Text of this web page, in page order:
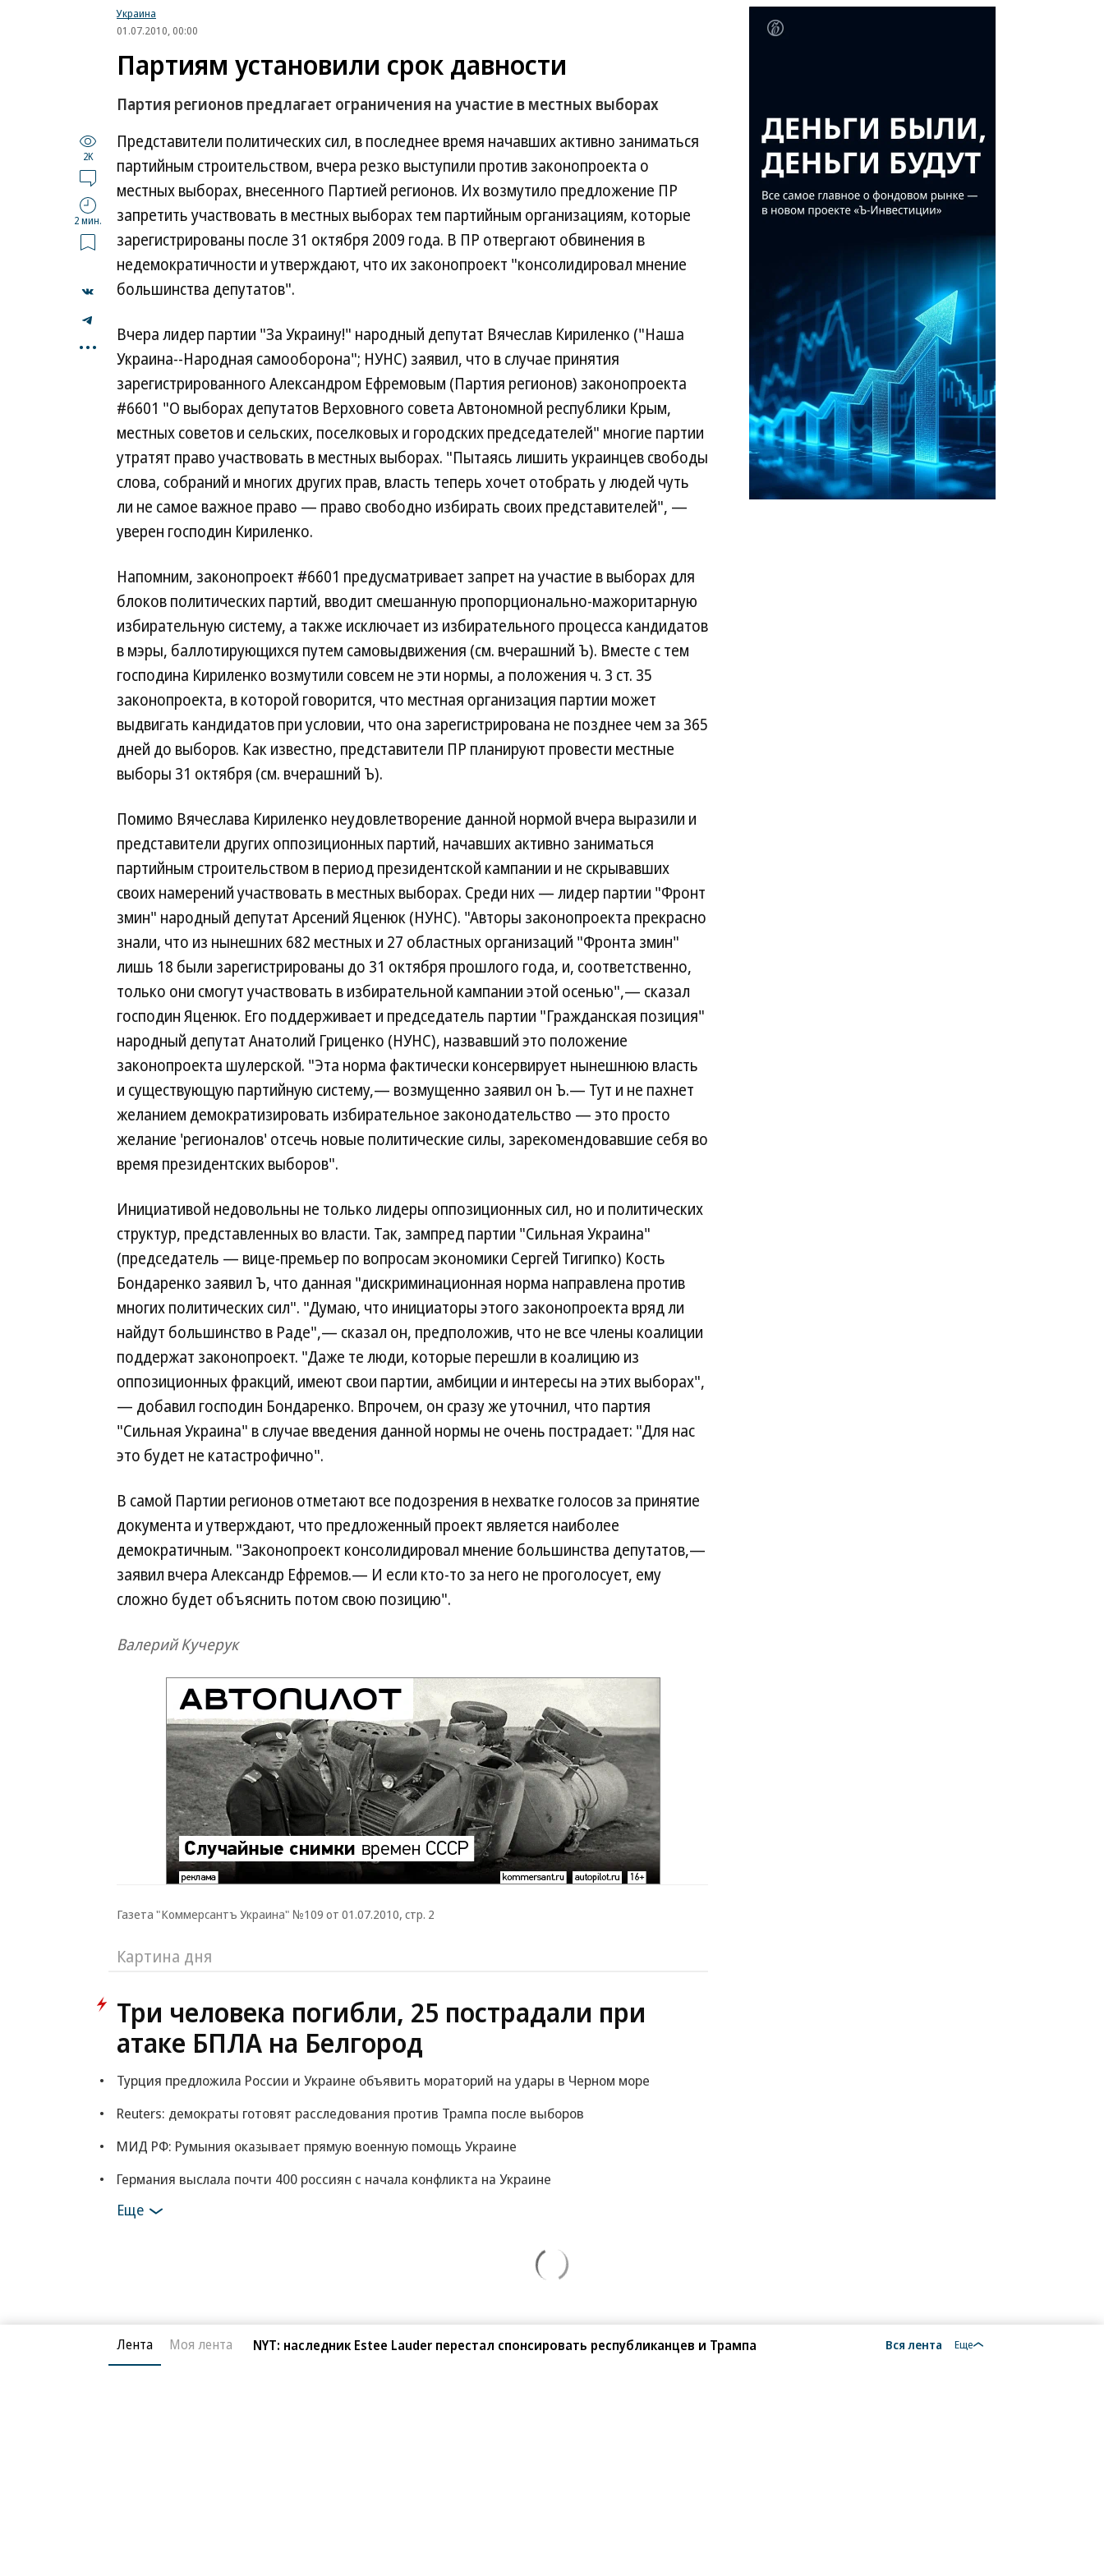
Украина
01.07.2010, 00:00
Партиям установили срок давности
Партия регионов предлагает ограничения на участие в местных выборах
2K
2 мин.
...
Представители политических сил, в последнее время начавших активно заниматься
партийным строительством, вчера резко выступили против законопроекта о
местных выборах, внесенного Партией регионов. Их возмутило предложение ПР
запретить участвовать в местных выборах тем партийным организациям, которые
зарегистрированы после 31 октября 2009 года. В ПР отвергают обвинения в
недемократичности и утверждают, что их законопроект "консолидировал мнение
большинства депутатов".
Вчера лидер партии "За Украину!" народный депутат Вячеслав Кириленко ("Наша
Украина--Народная самооборона"; НУНС) заявил, что в случае принятия
зарегистрированного Александром Ефремовым (Партия регионов) законопроекта
#6601 "О выборах депутатов Верховного совета Автономной республики Крым,
местных советов и сельских, поселковых и городских председателей" многие партии
утратят право участвовать в местных выборах. "Пытаясь лишить украинцев свободы
слова, собраний и многих других прав, власть теперь хочет отобрать у людей чуть
ли не самое важное право — право свободно избирать своих представителей", —
уверен господин Кириленко.
Напомним, законопроект #6601 предусматривает запрет на участие в выборах для
блоков политических партий, вводит смешанную пропорционально-мажоритарную
избирательную систему, а также исключает из избирательного процесса кандидатов
в мэры, баллотирующихся путем самовыдвижения (см. вчерашний Ъ). Вместе с тем
господина Кириленко возмутили совсем не эти нормы, а положения ч. 3 ст. 35
законопроекта, в которой говорится, что местная организация партии может
выдвигать кандидатов при условии, что она зарегистрирована не позднее чем за 365
дней до выборов. Как известно, представители ПР планируют провести местные
выборы 31 октября (см. вчерашний Ъ).
Помимо Вячеслава Кириленко неудовлетворение данной нормой вчера выразили и
представители других оппозиционных партий, начавших активно заниматься
партийным строительством в период президентской кампании и не скрывавших
своих намерений участвовать в местных выборах. Среди них — лидер партии "Фронт
змин" народный депутат Арсений Яценюк (НУНС). "Авторы законопроекта прекрасно
знали, что из нынешних 682 местных и 27 областных организаций "Фронта змин"
лишь 18 были зарегистрированы до 31 октября прошлого года, и, соответственно,
только они смогут участвовать в избирательной кампании этой осенью",— сказал
господин Яценюк. Его поддерживает и председатель партии "Гражданская позиция"
народный депутат Анатолий Гриценко (НУНС), назвавший это положение
законопроекта шулерской. "Эта норма фактически консервирует нынешнюю власть
и существующую партийную систему,— возмущенно заявил он Ъ.— Тут и не пахнет
желанием демократизировать избирательное законодательство — это просто
желание 'регионалов' отсечь новые политические силы, зарекомендовавшие себя во
время президентских выборов".
Инициативой недовольны не только лидеры оппозиционных сил, но и политических
структур, представленных во власти. Так, зампред партии "Сильная Украина"
(председатель — вице-премьер по вопросам экономики Сергей Тигипко) Кость
Бондаренко заявил Ъ, что данная "дискриминационная норма направлена против
многих политических сил". "Думаю, что инициаторы этого законопроекта вряд ли
найдут большинство в Раде",— сказал он, предположив, что не все члены коалиции
поддержат законопроект. "Даже те люди, которые перешли в коалицию из
оппозиционных фракций, имеют свои партии, амбиции и интересы на этих выборах",
— добавил господин Бондаренко. Впрочем, он сразу же уточнил, что партия
"Сильная Украина" в случае введения данной нормы не очень пострадает: "Для нас
это будет не катастрофично".
В самой Партии регионов отметают все подозрения в нехватке голосов за принятие
документа и утверждают, что предложенный проект является наиболее
демократичным. "Законопроект консолидировал мнение большинства депутатов,—
заявил вчера Александр Ефремов.— И если кто-то за него не проголосует, ему
сложно будет объяснить потом свою позицию".
Валерий Кучерук
Газета "Коммерсантъ Украина" №109 от 01.07.2010, стр. 2
Картина дня
Три человека погибли, 25 пострадали при
атаке БПЛА на Белгород
Турция предложила России и Украине объявить мораторий на удары в Черном море
Reuters: демократы готовят расследования против Трампа после выборов
МИД РФ: Румыния оказывает прямую военную помощь Украине
Германия выслала почти 400 россиян с начала конфликта на Украине
Еще
Лента Моя лента NYT: наследник Estee Lauder перестал спонсировать республиканцев и Трампа Вся лента Еще